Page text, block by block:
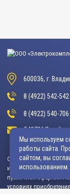
600036, г.
8 (4922) 542-542
8 (4922) 540-706
540706@mail.ru
Обращаем ваше
информационный
публичной офертой.
условиях
Мы используем
работы сайта.
сайтом, вы
использованием.